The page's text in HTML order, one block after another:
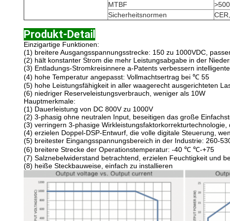
MTBF
Sicherheitsnormen
Produkt-Detail
Einzigartige Funktionen:
(1) breitere Ausgangsspannungsstrecke: 150 zu 1000VDC,
(2) hält konstanter Strom die mehr Leistungsabgabe in der
(3) Entladungs-Stromkreisinnere a-Patents verbessern
(4) hohe Temperatur angepasst: Vollmachtsertrag bei ℃ 55
(5) hohe Leistungsfähigkeit in aller waagerecht ausgerichteten
(6) niedriger Reserveleistungsverbrauch, weniger als 10W
Hauptmerkmale:
(1) Dauerleistung von DC 800V zu 1000V
(2) 3-phasig ohne neutralen Input, beseitigen das große
(3) verringern 3-phasige
(4) erzielen Doppel-DSP-Entwurf, die volle digitale Steuerung,
(5) breitester Eingangsspannungsbereich in der Industrie: 260-
(6) breitere Strecke der Operationstemperatur: -40 ℃ ℃-+75
(7) Salznebelwiderstand betrachtend, erzielen Feuchtigkeit und
(8) heiße Steckbauweise, einfach zu installieren